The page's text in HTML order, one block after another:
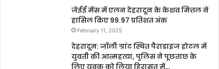
जेईई मेंस में एलन देहरादून के केशव मित्तल ने
हासिल किए 99.97 प्रतिशत अंक
February 11, 2025
देहरादून: जॉली ग्रांट स्थित पैराडाइज होटल में
युवती की आत्महत्या, पुलिस ने पूछताछ के
लिए युवक को लिया हिरासत में…